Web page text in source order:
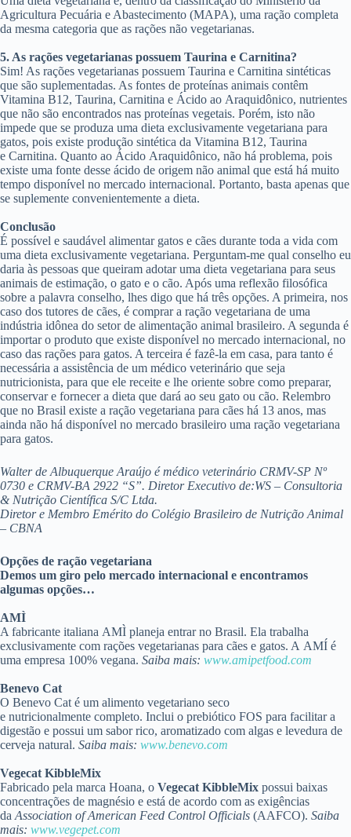
Agricultura Pecuária e Abastecimento (MAPA), uma ração completa
da mesma categoria que as rações não vegetarianas.
5. As rações vegetarianas possuem Taurina e Carnitina?
Sim! As rações vegetarianas possuem Taurina e Carnitina sintéticas
que são suplementadas. As fontes de proteínas animais contêm
Vitamina B12, Taurina, Carnitina e Ácido ao Araquidônico, nutrientes
que não são encontrados nas proteínas vegetais. Porém, isto não
impede que se produza uma dieta exclusivamente vegetariana para
gatos, pois existe produção sintética da Vitamina B12, Taurina
e Carnitina. Quanto ao Ácido Araquidônico, não há problema, pois
existe uma fonte desse ácido de origem não animal que está há muito
tempo disponível no mercado internacional. Portanto, basta apenas que
se suplemente convenientemente a dieta.
Conclusão
É possível e saudável alimentar gatos e cães durante toda a vida com
uma dieta exclusivamente vegetariana. Perguntam-me qual conselho eu
daria às pessoas que queiram adotar uma dieta vegetariana para seus
animais de estimação, o gato e o cão. Após uma reflexão filosófica
sobre a palavra conselho, lhes digo que há três opções. A primeira, nos
caso dos tutores de cães, é comprar a ração vegetariana de uma
indústria idônea do setor de alimentação animal brasileiro. A segunda é
importar o produto que existe disponível no mercado internacional, no
caso das rações para gatos. A terceira é fazê-la em casa, para tanto é
necessária a assistência de um médico veterinário que seja
nutricionista, para que ele receite e lhe oriente sobre como preparar,
conservar e fornecer a dieta que dará ao seu gato ou cão. Relembro
que no Brasil existe a ração vegetariana para cães há 13 anos, mas
ainda não há disponível no mercado brasileiro uma ração vegetariana
para gatos.
Walter de Albuquerque Araújo é médico veterinário CRMV-SP Nº
0730 e CRMV-BA 2922 “S”. Diretor Executivo de:WS – Consultoria
& Nutrição Científica S/C Ltda.
Diretor e Membro Emérito do Colégio Brasileiro de Nutrição Animal
– CBNA
Opções de ração vegetariana
Demos um giro pelo mercado internacional e encontramos
algumas opções…
AMÌ
A fabricante italiana AMÌ planeja entrar no Brasil. Ela trabalha
exclusivamente com rações vegetarianas para cães e gatos. A AMÍ é
uma empresa 100% vegana. Saiba mais: www.amipetfood.com
Benevo Cat
O Benevo Cat é um alimento vegetariano seco
e nutricionalmente completo. Inclui o prebiótico FOS para facilitar a
digestão e possui um sabor rico, aromatizado com algas e levedura de
cerveja natural. Saiba mais: www.benevo.com
Vegecat KibbleMix
Fabricado pela marca Hoana, o Vegecat KibbleMix possui baixas
concentrações de magnésio e está de acordo com as exigências
da Association of American Feed Control Officials (AAFCO). Saiba
mais: www.vegepet.com